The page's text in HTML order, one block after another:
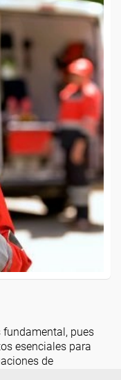
pues
esenciales para
de